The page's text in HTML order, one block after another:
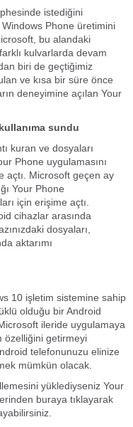
istediğini
Phone üretimini
bu alandaki
kulvarlarda devam
biri de geçtiğimiz
ve kısa bir süre önce
deneyimine açılan Your
sundu
kuran ve dosyaları
Phone uygulamasını
açtı. Microsoft geçen ay
Your Phone
için erişime açtı.
cihazlar arasında
dosyaları,
aktarımı
10 işletim sistemine sahip
olduğu bir Android
ileride uygulamaya
özelliğini getirmeyi
telefonunuzu elinize
mümkün olacak.
yüklediyseniz Your
buraya tıklayarak